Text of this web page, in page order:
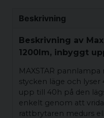
Beskrivning
Beskrivning av
1200lm, inbyggt
MAXSTAR
stycken läge och
upp till 40h på den
enkelt genom att
rattbrytaren medurs